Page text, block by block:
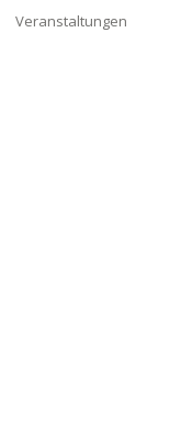
Veranstaltungen